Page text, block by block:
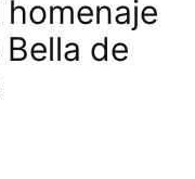
homenaje
de